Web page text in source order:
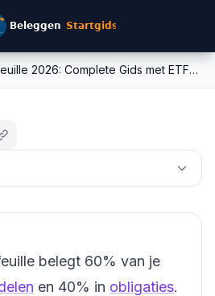
60/40 Portefeuille 2026: Complete Gids met ETFs + Rendeme...
Rendeme...
belegt 60% van je
en 40% in obligaties.